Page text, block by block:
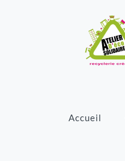
Accueil